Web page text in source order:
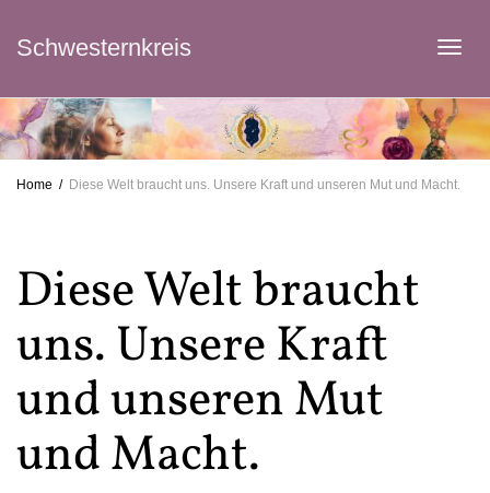
Schwesternkreis
Home Diese Welt braucht uns. Unsere Kraft und unseren Mut und Macht.
Diese Welt braucht
uns. Unsere Kraft
und unseren Mut
und Macht.